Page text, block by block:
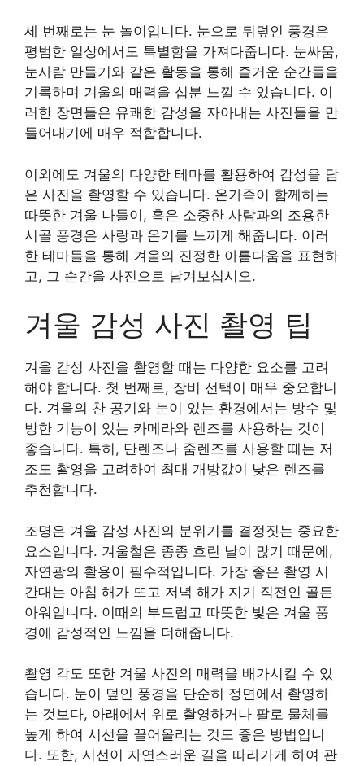
세 번째로는 눈 놀이입니다. 눈으로 뒤덮인 풍경은
평범한 일상에서도 특별함을 가져다줍니다. 눈싸움,
눈사람 만들기와 같은 활동을 통해 즐거운 순간들을
기록하며 겨울의 매력을 십분 느낄 수 있습니다. 이
러한 장면들은 유쾌한 감성을 자아내는 사진들을 만
들어내기에 매우 적합합니다.
이외에도 겨울의 다양한 테마를 활용하여 감성을 담
은 사진을 촬영할 수 있습니다. 온가족이 함께하는
따뜻한 겨울 나들이, 혹은 소중한 사람과의 조용한
시골 풍경은 사랑과 온기를 느끼게 해줍니다. 이러
한 테마들을 통해 겨울의 진정한 아름다움을 표현하
고, 그 순간을 사진으로 남겨보십시오.
겨울 감성 사진 촬영 팁
겨울 감성 사진을 촬영할 때는 다양한 요소를 고려
해야 합니다. 첫 번째로, 장비 선택이 매우 중요합니
다. 겨울의 찬 공기와 눈이 있는 환경에서는 방수 및
방한 기능이 있는 카메라와 렌즈를 사용하는 것이
좋습니다. 특히, 단렌즈나 줌렌즈를 사용할 때는 저
조도 촬영을 고려하여 최대 개방값이 낮은 렌즈를
추천합니다.
조명은 겨울 감성 사진의 분위기를 결정짓는 중요한
요소입니다. 겨울철은 종종 흐린 날이 많기 때문에,
자연광의 활용이 필수적입니다. 가장 좋은 촬영 시
간대는 아침 해가 뜨고 저녁 해가 지기 직전인 골든
아워입니다. 이때의 부드럽고 따뜻한 빛은 겨울 풍
경에 감성적인 느낌을 더해줍니다.
촬영 각도 또한 겨울 사진의 매력을 배가시킬 수 있
습니다. 눈이 덮인 풍경을 단순히 정면에서 촬영하
는 것보다, 아래에서 위로 촬영하거나 팔로 물체를
높게 하여 시선을 끌어올리는 것도 좋은 방법입니
다. 또한, 시선이 자연스러운 길을 따라가게 하여 관